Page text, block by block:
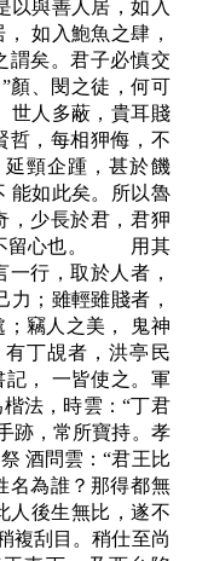
以與善人居，如入
如入鮑魚之肆，
謂矣。君子必慎交
顏、閔之徒，何可
人多蔽，貴耳賤
哲，每相狎侮，不
頸企踵，甚於饑
能如此矣。所以魯
，少長於君，君狎
不留心也。 用其
行，取於人者，
力；雖輕雖賤者，
竊人之美， 鬼神
丁覘者，洪亭民
， 一皆使之。軍
法，時雲：“丁君
跡，常所寶持。孝
酒問雲：“君王比
名為誰？那得都無
人後生無比，遂不
複刮目。稍仕至尚